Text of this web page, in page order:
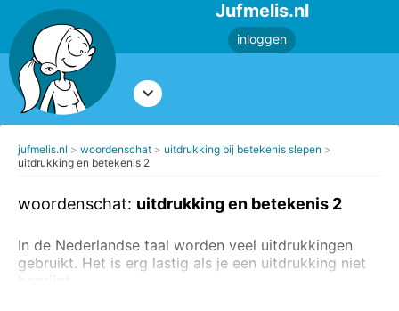
Jufmelis.nl
inloggen
jufmelis.nl woordenschat
uitdrukking bij betekenis slepen
uitdrukking en betekenis 2
woordenschat: uitdrukking en betekenis 2
In de Nederlandse taal worden veel uitdrukkingen
gebruikt. Het is erg lastig als je een uitdrukking niet